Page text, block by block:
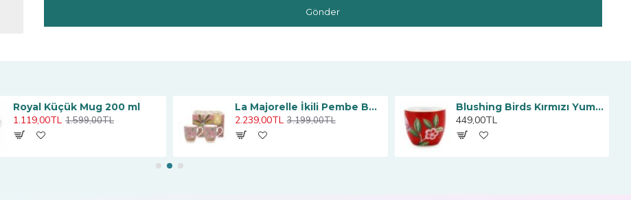
Gönder
Royal Küçük Mug 200 ml
1.119,00TL 1.599,00TL
La Majorelle İkili Pembe Büyük Mug Seti 350 ml.
2.239,00TL 3.199,00TL
Blushing Birds Kırmızı Yumurtalık
449,00TL